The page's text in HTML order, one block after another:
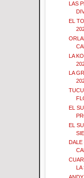
LAS
EL
LA
LA
EL
EL